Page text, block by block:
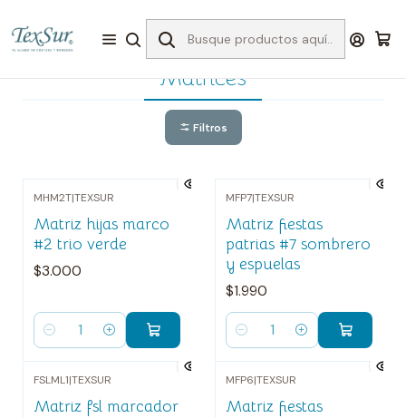
Inicio Bordado Matrices
Matrices
Filtros
MHM2T|TEXSUR
Matriz hijas marco
#2 trio verde
$3.000
Cantidad
MFP7|TEXSUR
Matriz fiestas
patrias #7 sombrero
y espuelas
$1.990
Cantidad
FSLML1|TEXSUR
Matriz fsl marcador
MFP6|TEXSUR
Matriz fiestas